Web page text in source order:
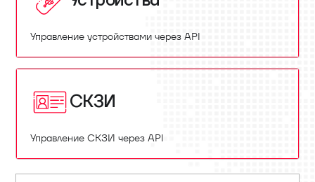
Управление устройствами через API
СКЗИ
Управление СКЗИ через API